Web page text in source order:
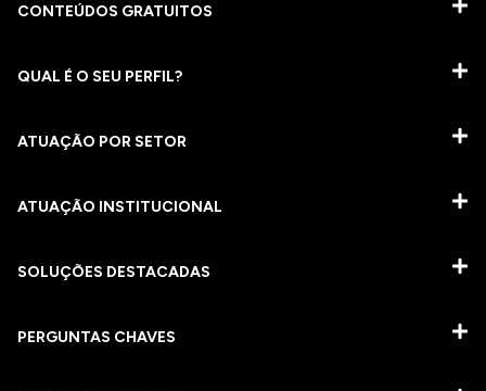
CONTEÚDOS GRATUITOS
QUAL É O SEU PERFIL?
ATUAÇÃO POR SETOR
ATUAÇÃO INSTITUCIONAL
SOLUÇÕES DESTACADAS
PERGUNTAS CHAVES​